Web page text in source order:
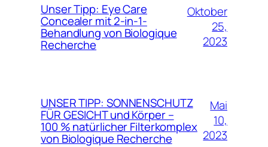
Unser Tipp: Eye Care
Concealer mit 2-in-1-
Behandlung von Biologique
Recherche
Oktober
25,
2023
UNSER TIPP: SONNENSCHUTZ
FÜR GESICHT und Körper –
100 % natürlicher Filterkomplex
von Biologique Recherche
Mai
10,
2023